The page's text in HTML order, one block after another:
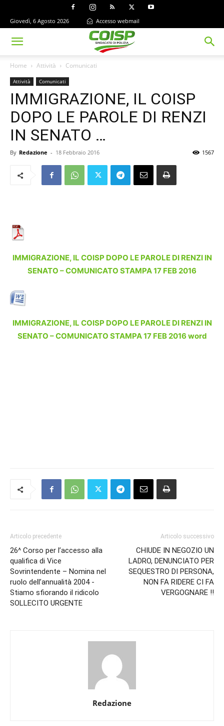
Giovedì, 6 Agosto 2026 Accesso webmail
Home Attività Comunicati
Attività Comunicati
IMMIGRAZIONE, IL COISP
DOPO LE PAROLE DI RENZI
IN SENATO …
By Redazione - 18 Febbraio 2016 1567
IMMIGRAZIONE, IL COISP DOPO LE PAROLE DI RENZI IN
SENATO – COMUNICATO STAMPA 17 FEB 2016
IMMIGRAZIONE, IL COISP DOPO LE PAROLE DI RENZI IN
SENATO – COMUNICATO STAMPA 17 FEB 2016 word
Articolo precedente
26^ Corso per l’accesso alla
qualifica di Vice
Sovrintendente – Nomina nel
ruolo dell’annualità 2004 -
Stiamo sfiorando il ridicolo
SOLLECITO URGENTE
Articolo successivo
CHIUDE IN NEGOZIO UN
LADRO, DENUNCIATO PER
SEQUESTRO DI PERSONA,
NON FA RIDERE CI FA
VERGOGNARE !!
Redazione